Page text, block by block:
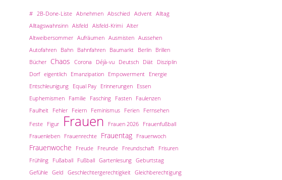
# 2B-Done-Liste Abnehmen Abschied Advent Alltag
Alltagswahnsinn Alsfeld Alsfeld-Krimi Alter
Altweibersommer Aufräumen Ausmisten Aussehen
Autofahren
Bahn Bahnfahren Baumarkt Berlin
Brillen
Bücher
Chaos Corona Déjà-vu Deutsch Diät
Disziplin
Dorf eigentlich Emanzipation Empowerment
Energie
Entschleunigung
Equal Pay Erinnerungen
Essen
Euphemismen
Familie Fasching Fasten
Faulenzen
Faulheit
Fehler Feiern Feminismus Ferien
Fernsehen
Feste
Figur Frauen Frauen 2026
Frauenfußball
Frauenleben
Frauenrechte Frauentag Frauenwoch
Frauenwoche Freude Freunde Freundschaft
Frisuren
Frühling
Fußaball Fußball Gartenlesung Geburtstag
Gefühle Geld Geschlechtergerechtigkeit Gleichberechtigung